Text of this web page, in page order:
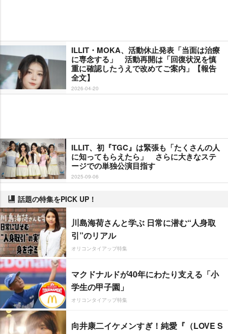
ILLIT・MOKA、活動休止発表「当面は治療
に専念する」 活動再開は「回復状況を慎
重に確認したうえで改めてご案内」【報告
全文】
2026-04-20
ILLIT、初『TGC』は緊張も「たくさんの人
に知ってもらえたら」 さらに大きなステ
ージでの単独公演目指す
2025-09-06
話題の特集をPICK UP！
川島海荷さんと学ぶ 日常に潜む“人身取
引”のリアル
オリコンタイアップ特集
マクドナルドが40年にわたり支える「小
学生の甲子園」
オリコンタイアップ特集
向井康二イケメンすぎ！純愛『（LOVE S